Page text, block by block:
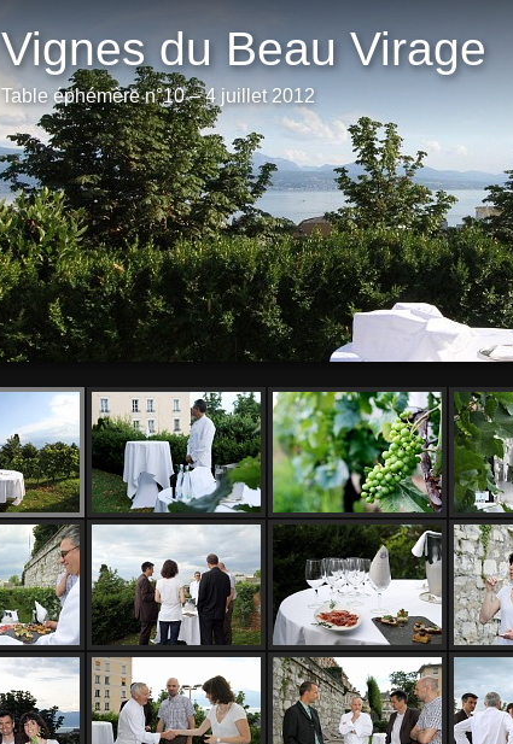
Vignes du Beau Virage
Table éphémère n°10 – 4 juillet 2012